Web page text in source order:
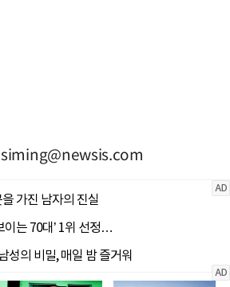
siming@newsis.com